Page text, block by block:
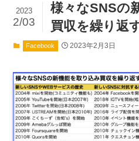
様々なSNSの
買収を繰り返
2023
2/03
Facebook 2023年2月3日